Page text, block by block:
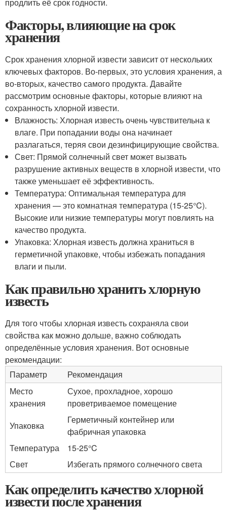
Факторы, влияющие на срок
хранения
Срок хранения хлорной извести зависит от нескольких
ключевых факторов. Во-первых, это условия хранения, а
во-вторых, качество самого продукта. Давайте
рассмотрим основные факторы, которые влияют на
сохранность хлорной извести.
Влажность: Хлорная известь очень чувствительна к
влаге. При попадании воды она начинает
разлагаться, теряя свои дезинфицирующие свойства.
Свет: Прямой солнечный свет может вызвать
разрушение активных веществ в хлорной извести, что
также уменьшает её эффективность.
Температура: Оптимальная температура для
хранения — это комнатная температура (15-25°C).
Высокие или низкие температуры могут повлиять на
качество продукта.
Упаковка: Хлорная известь должна храниться в
герметичной упаковке, чтобы избежать попадания
влаги и пыли.
Как правильно хранить хлорную
известь
Для того чтобы хлорная известь сохраняла свои
свойства как можно дольше, важно соблюдать
определённые условия хранения. Вот основные
рекомендации:
Параметр
Рекомендация
Место
хранения
Сухое, прохладное, хорошо
проветриваемое помещение
Упаковка
Герметичный контейнер или
фабричная упаковка
Температура
15-25°C
Свет
Избегать прямого солнечного света
Как определить качество хлорной
извести после хранения